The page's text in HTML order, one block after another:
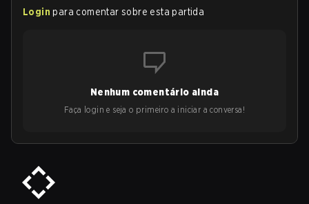
Login para comentar sobre esta partida
Nenhum comentário ainda
Faça login e seja o primeiro a iniciar a conversa!